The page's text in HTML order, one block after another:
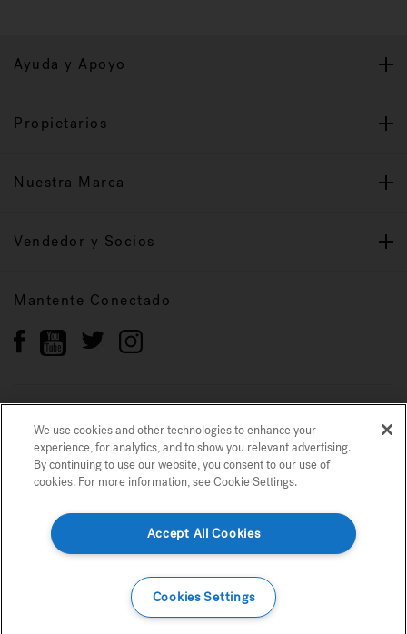
Monstrar Precio
Ayuda y Apoyo
Propietarios
Nuestra Marca
Vendedor y Socios
Mantente Conectado
Política de privacidad
Marcas registradas
Mapa del sitio
© 2022 Jacuzzi Inc. Todos los derechos reservados.
Usamos cookies y otras tecnologías para mejorar su experiencia, para análisis
web, acepta nuestro uso de cookies. Para obtener más información, consulte
configuración de cookies.
Esencial
Plataforma
Marketing
Confirmar Selección Confirmar Todo
We use cookies and other technologies to enhance your
experience, for analytics, and to show you relevant advertising.
By continuing to use our website, you consent to our use of
cookies. For more information, see Cookie Settings.
Accept All Cookies
Cookies Settings